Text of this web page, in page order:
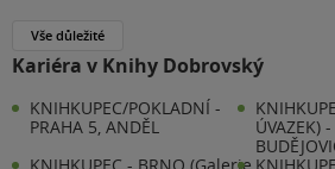
Vše důležité
Kariéra v Knihy Dobrovský
KNIHKUPEC/POKLADNÍ -
PRAHA 5, ANDĚL
ÚVAZEK) -